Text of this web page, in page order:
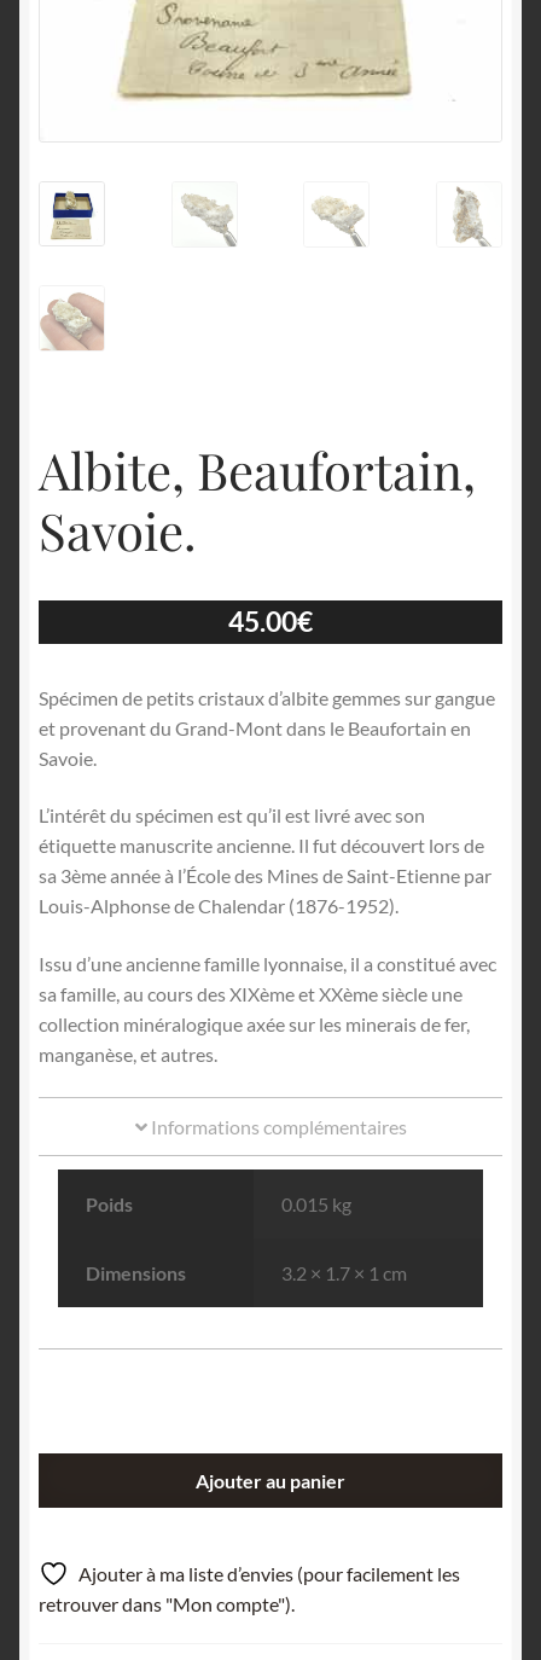
Albite, Beaufortain,
Savoie.
45.00€
Spécimen de petits cristaux d’albite gemmes sur gangue
et provenant du Grand-Mont dans le Beaufortain en
Savoie.
L’intérêt du spécimen est qu’il est livré avec son
étiquette manuscrite ancienne. Il fut découvert lors de
sa 3ème année à l’École des Mines de Saint-Etienne par
Louis-Alphonse de Chalendar (1876-1952).
Issu d’une ancienne famille lyonnaise, il a constitué avec
sa famille, au cours des XIXème et XXème siècle une
collection minéralogique axée sur les minerais de fer,
manganèse, et autres.
Informations complémentaires
Poids 0.015 kg
Dimensions 3.2 × 1.7 × 1 cm
Beaufortain,
Savoie.
Ajouter au panier
Ajouter à ma liste d’envies (pour facilement les
retrouver dans "Mon compte").